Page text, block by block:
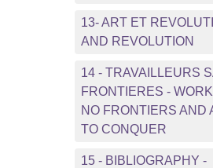
13- ART ET
AND REVOLUTION
14 - TRAVAILLEURS
FRONTIERES -
NO FRONTIERS AND
TO CONQUER
15 - BIBLIOGRAPHY -